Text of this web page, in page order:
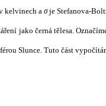
kelvinech a σje Stefanova-
jako černá tělesa.
Slunce. Tuto část